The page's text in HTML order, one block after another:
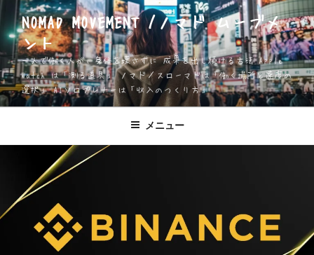
ン
テ
ン
ツ
へ
ス
NOMAD MOVEMENT /ノマド ムーブメ
ント
一人で働く人が、身体を壊さずに 成果を出し続ける方法 Apple
Watch は「測る道具」 ノマド／スローマドは「働く場所と速度の
選択」 AIソロプレナーは「収入のつくり方」
メニュー